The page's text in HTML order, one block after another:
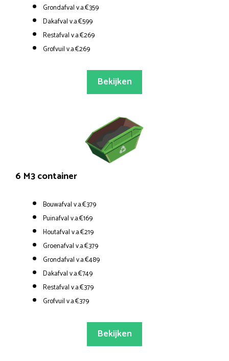
Grondafval v.a.€359
Dakafval v.a.€599
Restafval v.a.€269
Grofvuil v.a.€269
Bekijken
6 M3 container
Bouwafval v.a.€379
Puinafval v.a.€169
Houtafval v.a.€219
Groenafval v.a.€379
Grondafval v.a.€489
Dakafval v.a.€749
Restafval v.a.€379
Grofvuil v.a.€379
Bekijken